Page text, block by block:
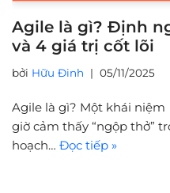
Agile là gì? Định
và 4 giá trị cốt lõi
bởi Hữu Đinh 05/11/2025
Agile là gì? Một khái
giờ cảm thấy “ngộp thở”
hoạch… Đọc tiếp »